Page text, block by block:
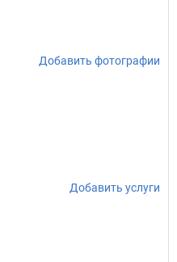
Добавить фотографии
Добавить услуги